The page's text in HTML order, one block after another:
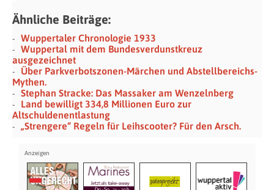
Ähnliche Beiträge:
Wuppertaler Chronologie 1933
Wuppertal mit dem Bundesverdunstkreuz
ausgezeichnet
Über Parkverbotszonen-Märchen und Abstellbereichs-
Mythen.
Stephan Stracke: Das Massaker am Wenzelnberg
Land bewilligt 334,8 Millionen Euro zur
Altschuldenentlastung
„Strengere“ Regeln für Leihscooter? Für den Arsch.